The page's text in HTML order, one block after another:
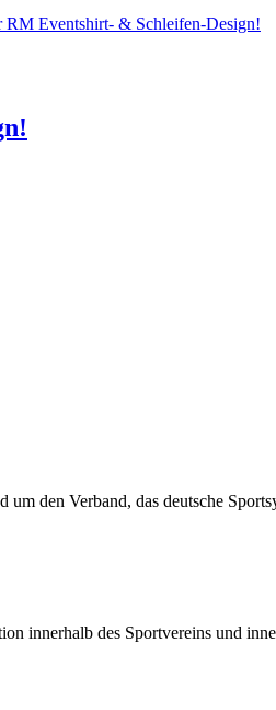
den Verband, das deutsche
innerhalb des Sportvereins und